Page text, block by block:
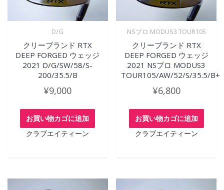
D/G
クリーブランド RTX
DEEP FORGED ウェッジ
2021 D/G/SW/58/S-
200/35.5/B
¥9,000
お買い物カゴに追加
クラブエイティーン
NSプロ MODUS3 TOUR105
クリーブランド RTX
DEEP FORGED ウェッジ
2021 NSプロ MODUS3
TOUR105/AW/52/S/35.5/B+
¥6,800
お買い物カゴに追加
クラブエイティーン